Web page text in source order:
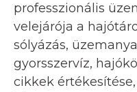
professzionális
velejárója a
sólyázás,
gyorsszervíz,
cikkek